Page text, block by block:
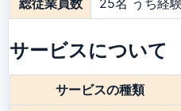
総従業員数
25名 うち経
サービスについて
サービスの種類